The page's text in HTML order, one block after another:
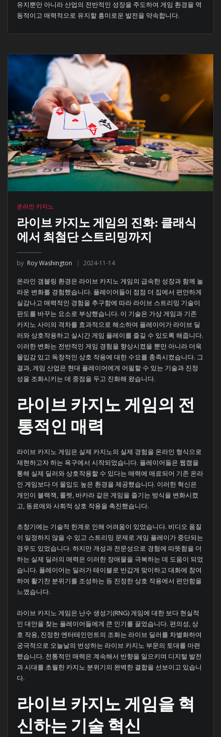
유지뿐만 아니라 산업의 전반적인 성장을 주도하여 게임 환경을 역
동적이고 매력적으로 유지할 흥미로운 발전을 약속합니다.
온라인 카지노
라이브 카지노 게임의 진화: 클래식
에서 최첨단 스트리밍까지
by Roy Washington 2024-11-14
온라인 갬블링 환경은 라이브 카지노 게임의 급속한 성장과 함께 놀
라운 변화를 경험했습니다. 플레이어들이 점점 더 집에서 편안하게
실감나고 매력적인 경험을 추구함에 따라 라이브 스트리밍 기술이
판도를 바꾸는 요소로 부상했습니다. 이 기술은 가상 게임과 기존
카지노 사이의 격차를 효과적으로 해소하여 플레이어가 라이브 딜
러와 상호작용하고 실시간 게임 플레이를 즐길 수 있도록 해줍니다.
이러한 변화는 전반적인 게임 경험을 향상시켰을 뿐만 아니라 더욱
몰입감 있고 독창적인 상호 작용에 대한 수요를 충족시켰습니다. 그
결과, 게임 산업은 현대 플레이어에게 어필할 수 있는 기술과 진정
성을 조화시키는 데 중점을 두고 진화해 왔습니다.
라이브 카지노 게임의 전
통적인 매력
라이브 카지노 게임은 실제 카지노의 실제 경험을 온라인 형식으로
재현하고자 하는 욕구에서 시작되었습니다. 플레이어들은 웹캠을
통해 실제 딜러와 상호작용할 수 있다는 매력에 매료되어 기존 온라
인 게임보다 더 몰입도 높은 환경을 제공했습니다. 이러한 혁신은
개인이 블랙잭, 룰렛, 바카라 같은 게임을 즐기는 방식을 변화시켰
고, 동료애와 사회적 상호 작용을 촉진했습니다.
초창기에는 기술적 한계로 인해 어려움이 있었습니다. 비디오 품질
이 일정하지 않을 수 있고 스트리밍 문제로 게임 플레이가 중단되는
경우도 있었습니다. 하지만 개성과 전문성으로 경험에 따뜻함을 더
하는 실제 딜러의 매력은 이러한 장애물을 극복하는 데 도움이 되었
습니다. 플레이어는 딜러가 테이블로 반갑게 맞이하고 대화에 참여
하여 활기찬 분위기를 조성하는 등 진정한 상호 작용에서 편안함을
느꼈습니다.
라이브 카지노 게임은 난수 생성기(RNG) 게임에 대한 보다 현실적
인 대안을 찾는 플레이어들에게 큰 인기를 끌었습니다. 편의성, 상
호 작용, 진정한 엔터테인먼트의 조화는 라이브 딜러를 차별화하여
궁극적으로 오늘날의 번성하는 라이브 카지노 부문의 토대를 마련
했습니다. 전통적인 매력은 계속해서 반향을 일으키며 디지털 발전
과 시대를 초월한 카지노 분위기의 완벽한 결합을 선보이고 있습니
다.
라이브 카지노 게임을 혁
신하는 기술 혁신